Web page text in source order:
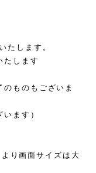
たします。
たします
ものもございま
ます）
り画面サイズは大